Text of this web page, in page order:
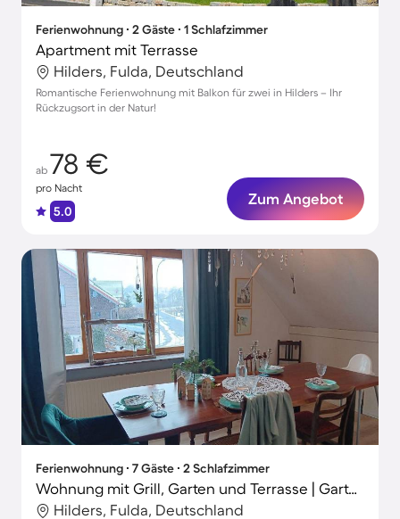
Ferienwohnung ∙ 2 Gäste ∙ 1 Schlafzimmer
Apartment mit Terrasse
Hilders, Fulda, Deutschland
Romantische Ferienwohnung mit Balkon für zwei in Hilders – Ihr
Rückzugsort in der Natur!
ab 78 €
pro Nacht
5.0
Zum Angebot
Ferienwohnung ∙ 7 Gäste ∙ 2 Schlafzimmer
Wohnung mit Grill, Garten und Terrasse | Gartenblick
Hilders, Fulda, Deutschland